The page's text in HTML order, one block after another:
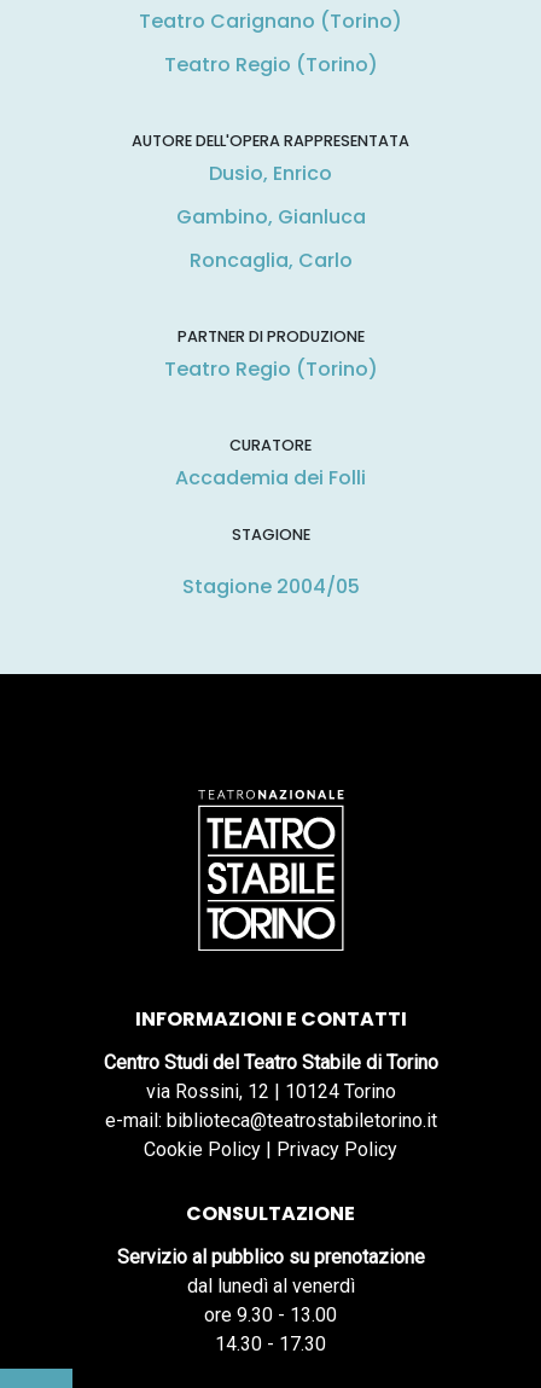
Teatro Carignano (Torino)
Teatro Regio (Torino)
AUTORE DELL'OPERA RAPPRESENTATA
Dusio, Enrico
Gambino, Gianluca
Roncaglia, Carlo
PARTNER DI PRODUZIONE
Teatro Regio (Torino)
CURATORE
Accademia dei Folli
STAGIONE
Stagione 2004/05
INFORMAZIONI E CONTATTI
Centro Studi del Teatro Stabile di Torino
via Rossini, 12 | 10124 Torino
e-mail: biblioteca@teatrostabiletorino.it
Cookie Policy | Privacy Policy
CONSULTAZIONE
Servizio al pubblico su prenotazione
dal lunedì al venerdì
ore 9.30 - 13.00
14.30 - 17.30